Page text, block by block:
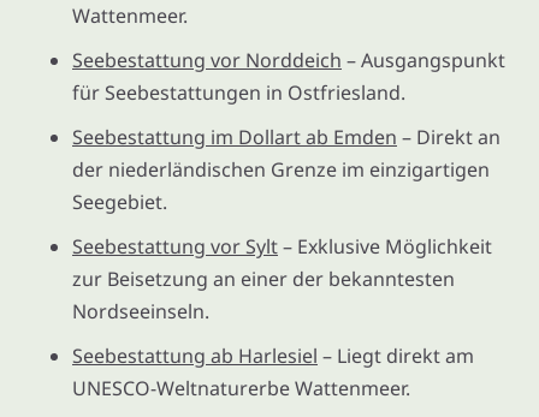
Wattenmeer.
Seebestattung vor Norddeich – Ausgangspunkt
für Seebestattungen in Ostfriesland.
Seebestattung im Dollart ab Emden – Direkt an
der niederländischen Grenze im einzigartigen
Seegebiet.
Seebestattung vor Sylt– Exklusive Möglichkeit
zur Beisetzung an einer der bekanntesten
Nordseeinseln.
Seebestattung ab Harlesiel – Liegt direkt am
UNESCO-Weltnaturerbe Wattenmeer.